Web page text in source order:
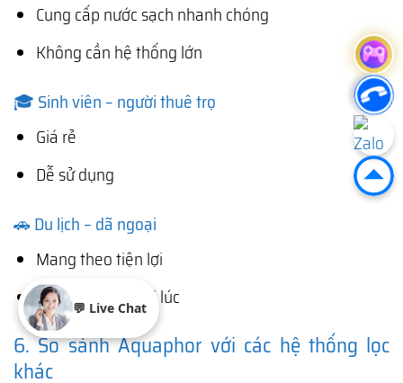
Cung cấp nước sạch nhanh chóng
Không cần hệ thống lớn
🎓 Sinh viên – người thuê trọ
Giá rẻ
Dễ sử dụng
🚗 Du lịch – dã ngoại
Mang theo tiện lợi
Có nước sạch mọi lúc
6. So sánh Aquaphor với các hệ thống lọc
khác
💬 Live Chat